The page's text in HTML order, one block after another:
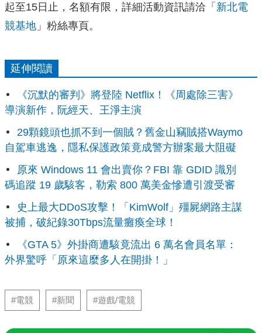
起至15日止，名額有限，詳細活動資訊請洽「 新北電
競基地 」粉絲專頁。
延伸閱讀
《沉默的審判》將登陸 Netflix！《周處除三害》
導演新作，阮經天、王淨主演
29顆鏡頭也抓不到一個賊？舊金山竊賊搭Waymo
自駕車逃逸，隱私保護政策竟成警方辦案最大阻礙
原來 Windows 11 會出賣你？FBI 靠 GDID 識別
碼追蹤 19 歲駭客，勒索 800 萬美金慘遭引渡受審
史上最大DDoS攻擊！「KimWolf」殭屍網路主謀
被捕，破紀錄30Tbps流量癱瘓全球！
《GTA 5》外掛商遭駭竟流出 6 萬名會員名單：
外界驚呼「原來這麼多人在開掛！」
#電競 #新聞 #遊戲/電競